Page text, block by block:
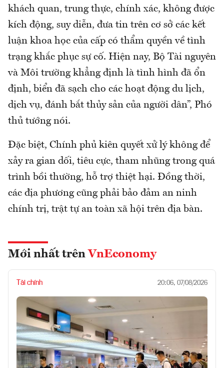
khách quan, trung thực, chính xác, không được
kích động, suy diễn, đưa tin trên cơ sở các kết
luận khoa học của cấp có thẩm quyền về tình
trạng khắc phục sự cố. Hiện nay, Bộ Tài nguyên
và Môi trường khẳng định là tình hình đã ổn
định, biển đã sạch cho các hoạt động du lịch,
dịch vụ, đánh bắt thủy sản của người dân”, Phó
thủ tướng nói.
Đặc biệt, Chính phủ kiên quyết xử lý không để
xảy ra gian dối, tiêu cực, tham nhũng trong quá
trình bồi thường, hỗ trợ thiệt hại. Đồng thời,
các địa phương cũng phải bảo đảm an ninh
chính trị, trật tự an toàn xã hội trên địa bàn.
Mới nhất trên VnEconomy
Tài chính 20:06, 07/08/2026